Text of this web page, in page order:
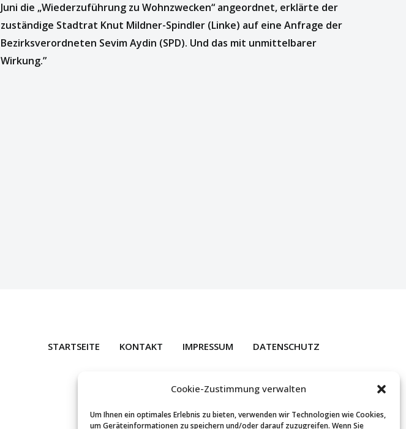
Cookie-Zustimmung verwalten
Um Ihnen ein optimales Erlebnis zu bieten, verwenden wir Technologien wie Cookies,
um Geräteinformationen zu speichern und/oder darauf zuzugreifen. Wenn Sie
Juni die „Wiederzuführung zu Wohnzwecken“ angeordnet, erklärte der
zuständige Stadtrat Knut Mildner-Spindler (Linke) auf eine Anfrage der
Bezirksverordneten Sevim Aydin (SPD). Und das mit unmittelbarer
Wirkung.”
STARTSEITE KONTAKT IMPRESSUM DATENSCHUTZ